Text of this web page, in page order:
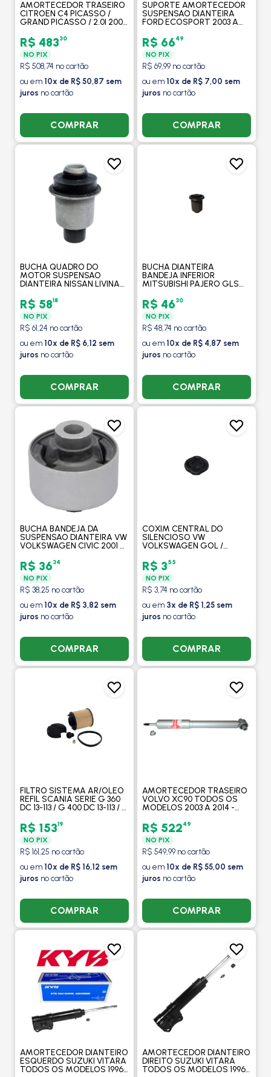
AMORTECEDOR TRASEIRO
CITROEN C4 PICASSO /
GRAND PICASSO / 2.0I 2007
R$ 48330
NO PIX
R$ 508,74 no cartão
ou em 10x de R$ 50,87 sem
juros no cartão
COMPRAR
SUPORTE AMORTECEDOR
SUSPENSAO DIANTEIRA
FORD ECOSPORT 2003 A
MOBENSANI
R$ 6649
NO PIX
R$ 69,99 no cartão
ou em 10x de R$ 7,00 sem
juros no cartão
COMPRAR
BUCHA QUADRO DO
MOTOR SUSPENSAO
DIANTEIRA NISSAN LIVINA
2013 / VERSA 2012 EM
DIANTE - MOBENSANI
R$ 5818
NO PIX
R$ 61,24 no cartão
ou em 10x de R$ 6,12 sem
juros no cartão
COMPRAR
BUCHA DIANTEIRA
BANDEJA INFERIOR
MITSUBISHI PAJERO GLS
MOBENSANI
R$ 4630
NO PIX
R$ 48,74 no cartão
ou em 10x de R$ 4,87 sem
juros no cartão
COMPRAR
BUCHA BANDEJA DA
SUSPENSAO DIANTEIRA VW
VOLKSWAGEN CIVIC 2001 A
2011 - MOBENSANI
R$ 3634
NO PIX
R$ 38,25 no cartão
ou em 10x de R$ 3,82 sem
juros no cartão
COMPRAR
COXIM CENTRAL DO
SILENCIOSO VW
VOLKSWAGEN GOL /
1995 / PASSAT 1974 A 1989 /
SAVEIRO 1982 A 1995 -
MOBENSANI
R$ 355
NO PIX
R$ 3,74 no cartão
ou em 3x de R$ 1,25 sem
juros no cartão
COMPRAR
FILTRO SISTEMA AR/OLEO
REFIL SCANIA SERIE G 360
DC 13-113 / G 400 DC 13-113 / G
DIANTE - WEGA
R$ 15319
NO PIX
R$ 161,25 no cartão
ou em 10x de R$ 16,12 sem
juros no cartão
COMPRAR
AMORTECEDOR TRASEIRO
VOLVO XC90 TODOS OS
MODELOS 2003 A 2014 -
R$ 52249
NO PIX
R$ 549,99 no cartão
ou em 10x de R$ 55,00 sem
juros no cartão
COMPRAR
AMORTECEDOR DIANTEIRO
ESQUERDO SUZUKI VITARA
TODOS OS MODELOS 1996
AMORTECEDOR DIANTEIRO
DIREITO SUZUKI VITARA
TODOS OS MODELOS 1996